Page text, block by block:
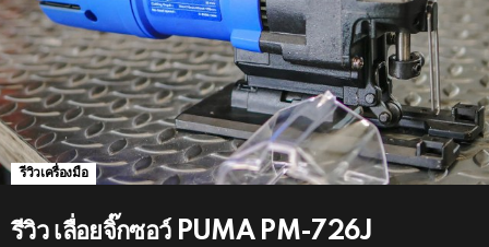
รีวิวเครื่องมือ
รีวิว เลื่อยจิ๊กซอว์ PUMA PM-726J